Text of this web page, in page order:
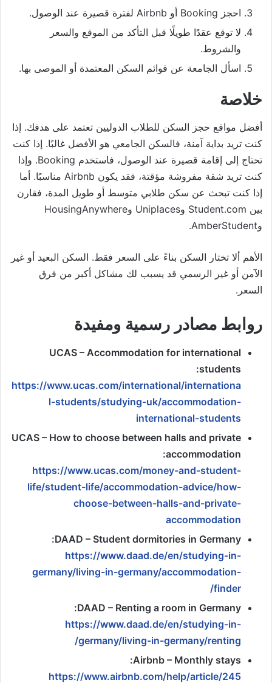
احجز Booking أو Airbnb لفترة قصيرة عند الوصول.
لا توقع عقدًا طويلًا قبل التأكد من الموقع والسعر
والشروط.
اسأل الجامعة عن قوائم السكن المعتمدة أو الموصى بها.
خلاصة
أفضل مواقع حجز السكن للطلاب الدوليين تعتمد على هدفك. إذا
كنت تريد بداية آمنة، فالسكن الجامعي هو الأفضل غالبًا. إذا كنت
تحتاج إلى إقامة قصيرة عند الوصول، فاستخدم Booking. وإذا
كنت تريد شقة مفروشة مؤقتة، فقد يكون Airbnb مناسبًا. أما
إذا كنت تبحث عن سكن طلابي متوسط أو طويل المدة، فقارن
بين Student.com وUniplaces وHousingAnywhere
وAmberStudent.
الأهم ألا تختار السكن بناءً على السعر فقط. السكن البعيد أو غير
الآمن أو غير الرسمي قد يسبب لك مشاكل أكبر من فرق
السعر.
روابط مصادر رسمية ومفيدة
UCAS – Accommodation for international
students:
https://www.ucas.com/international/internationa
l-students/studying-uk/accommodation-
international-students
UCAS – How to choose between halls and private
accommodation:
https://www.ucas.com/money-and-student-
life/student-life/accommodation-advice/how-
choose-between-halls-and-private-
accommodation
DAAD – Student dormitories in Germany:
https://www.daad.de/en/studying-in-
germany/living-in-germany/accommodation-
finder/
DAAD – Renting a room in Germany:
https://www.daad.de/en/studying-in-
germany/living-in-germany/renting/
Airbnb – Monthly stays:
https://www.airbnb.com/help/article/245